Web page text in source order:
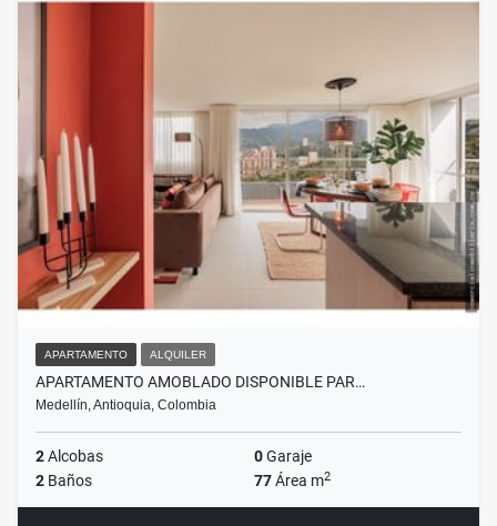
APARTAMENTO ALQUILER
APARTAMENTO AMOBLADO DISPONIBLE PAR…
Medellín, Antioquia, Colombia
2Alcobas 0Garaje
2 Baños 77Área m2